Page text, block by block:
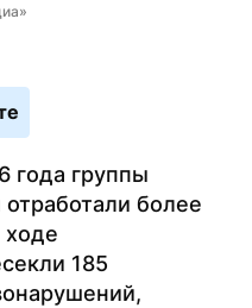
года группы
более
ходе
185